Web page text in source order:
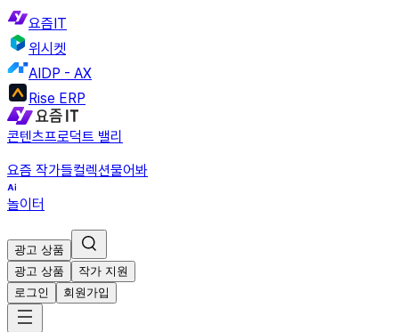
요즘IT
위시켓
AIDP - AX
Rise ERP
콘텐츠프로덕트 밸리
요즘 작가들컬렉션물어봐
놀이터
광고 상품
광고 상품
작가 지원
로그인
회원가입